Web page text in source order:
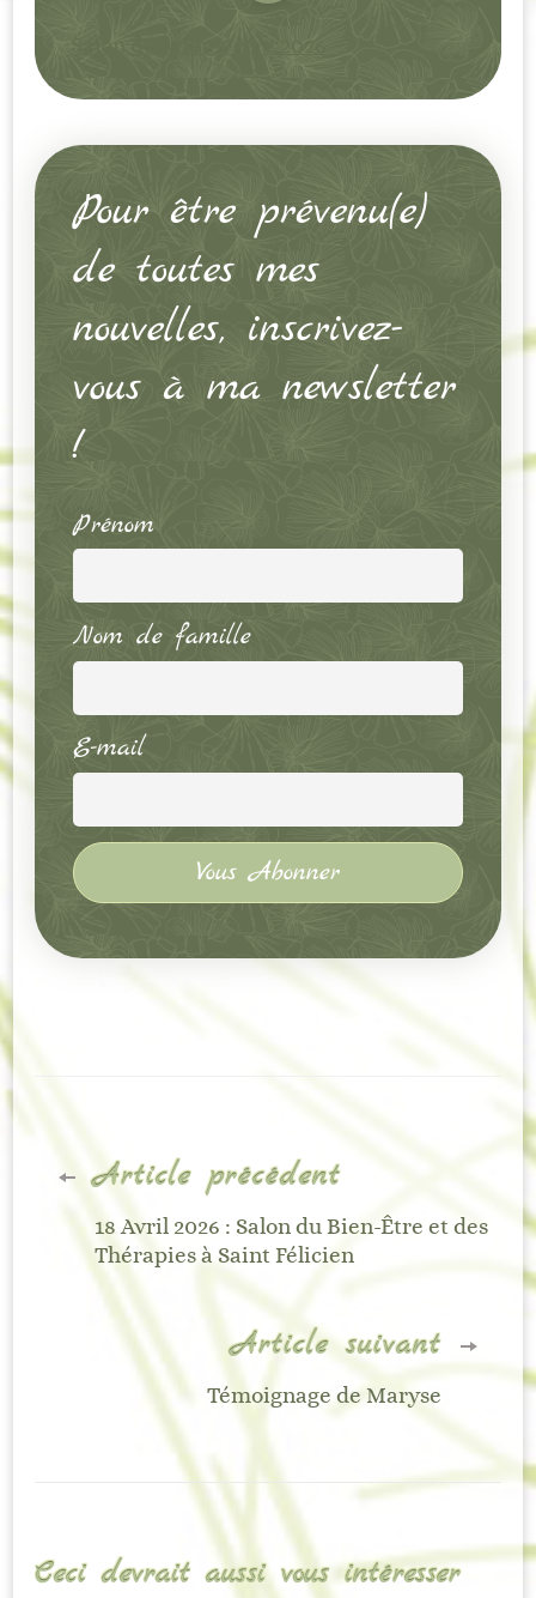
Pour être prévenu(e)
de toutes mes
nouvelles, inscrivez-
vous à ma newsletter
!
Prénom
Nom de famille
E-mail
Navigation
d'article
Article précédent
18 Avril 2026 : Salon du Bien-Être et des
Thérapies à Saint Félicien
Article suivant
Témoignage de Maryse
Ceci devrait aussi vous intéresser